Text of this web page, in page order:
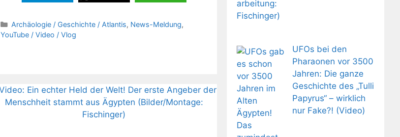
Kategorien
Archäologie / Geschichte / Atlantis, News-Meldung,
YouTube / Video / Vlog
UFOs bei den
Pharaonen vor 3500
Jahren: Die ganze
Geschichte des „Tulli
Papyrus“ – wirklich
nur Fake?! (Video)